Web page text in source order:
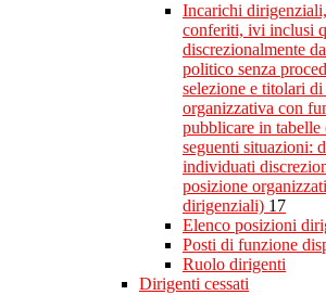
Incarichi
conferiti, ivi inclusi
discrezionalmente
politico senza
selezione e titolari
organizzativa con
pubblicare in tabelle
seguenti situazioni:
individuati
posizione
dirigenziali) 17
Elenco posizioni
Posti di funzione
Ruolo dirigenti
Dirigenti cessati